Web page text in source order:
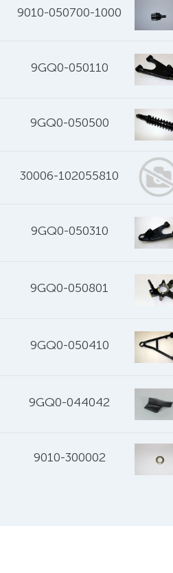
9010-050700-1000
9GQ0-050110
9GQ0-050500
30006-102055810
9GQ0-050310
9GQ0-050801
9GQ0-050410
9GQ0-044042
9010-300002